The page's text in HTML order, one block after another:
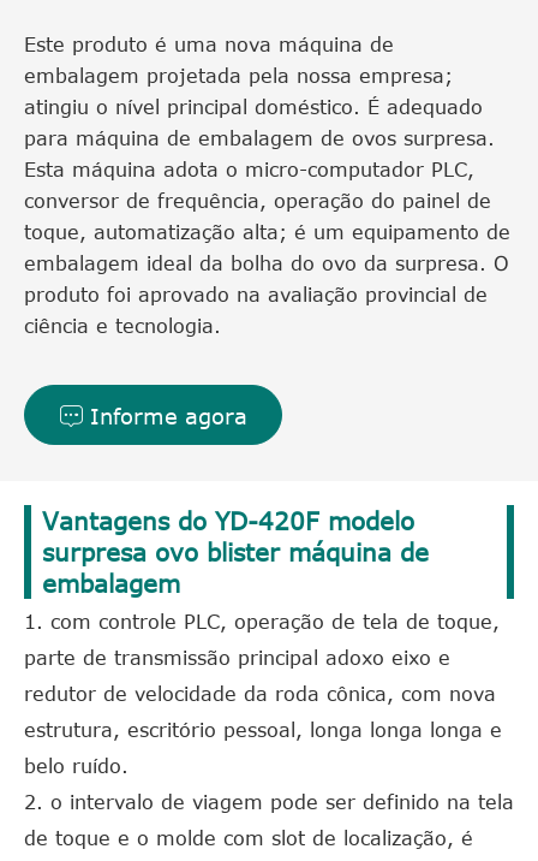
Este produto é uma nova máquina de
embalagem projetada pela nossa empresa;
atingiu o nível principal doméstico. É adequado
para máquina de embalagem de ovos surpresa.
Esta máquina adota o micro-computador PLC,
conversor de frequência, operação do painel de
toque, automatização alta; é um equipamento de
embalagem ideal da bolha do ovo da surpresa. O
produto foi aprovado na avaliação provincial de
ciência e tecnologia.
Informe agora
Vantagens do YD-420F modelo
surpresa ovo blister máquina de
embalagem
1. com controle PLC, operação de tela de toque,
parte de transmissão principal adoxo eixo e
redutor de velocidade da roda cônica, com nova
estrutura, escritório pessoal, longa longa longa e
belo ruído.
2. o intervalo de viagem pode ser definido na tela
de toque e o molde com slot de localização, é